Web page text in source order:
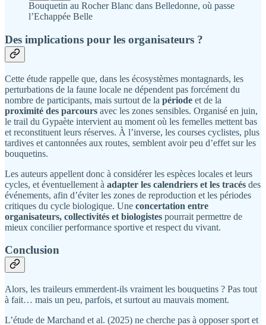
Bouquetin au Rocher Blanc dans Belledonne, où passe
l’Echappée Belle
Des implications pour les organisateurs ?
Cette étude rappelle que, dans les écosystèmes montagnards, les
perturbations de la faune locale ne dépendent pas forcément du
nombre de participants, mais surtout de la période et de la
proximité des parcours avec les zones sensibles. Organisé en juin,
le trail du Gypaète intervient au moment où les femelles mettent bas
et reconstituent leurs réserves. À l’inverse, les courses cyclistes, plus
tardives et cantonnées aux routes, semblent avoir peu d’effet sur les
bouquetins.
Les auteurs appellent donc à considérer les espèces locales et leurs
cycles, et éventuellement à adapter les calendriers et les tracés des
événements, afin d’éviter les zones de reproduction et les périodes
critiques du cycle biologique. Une concertation entre
organisateurs, collectivités et biologistes pourrait permettre de
mieux concilier performance sportive et respect du vivant.
Conclusion
Alors, les traileurs emmerdent-ils vraiment les bouquetins ? Pas tout
à fait… mais un peu, parfois, et surtout au mauvais moment.
L’étude de Marchand et al. (2025) ne cherche pas à opposer sport et